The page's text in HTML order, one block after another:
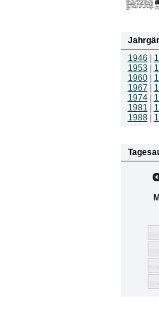
1946
1953
1960|
1967
1974|
1981
1988|